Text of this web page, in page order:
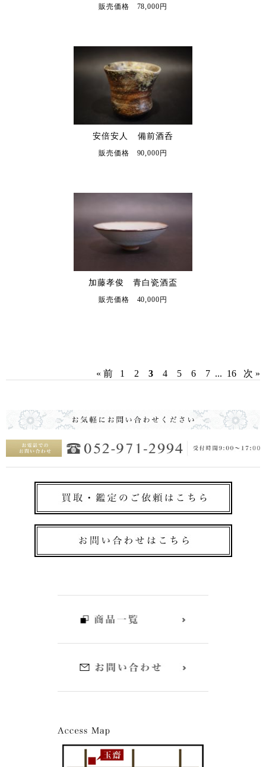
販売価格 78,000円
安倍安人 備前酒呑
販売価格 90,000円
加藤孝俊 青白瓷酒盃
販売価格 40,000円
« 前 1 2 3 4 5 6 7 ... 16 次 »